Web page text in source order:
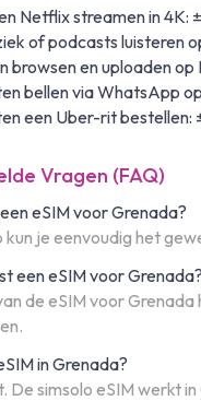
Netflix streamen in 4K:
of podcasts luisteren
browsen en uploaden op
bellen via WhatsApp
een Uber-rit bestellen:
Vragen (FAQ)
eSIM voor Grenada?
kun je eenvoudig het
een eSIM voor Grenada?
de eSIM voor
in Grenada?
De simsolo eSIM werkt